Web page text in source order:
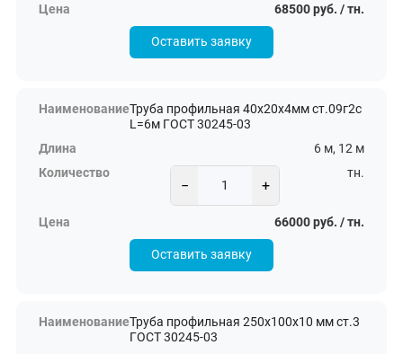
68500 руб. / тн.
Оставить заявку
Труба профильная 40х20х4мм ст.09г2с
L=6м ГОСТ 30245-03
6 м, 12 м
− +
тн.
66000 руб. / тн.
Оставить заявку
Труба профильная 250х100х10 мм ст.3
ГОСТ 30245-03